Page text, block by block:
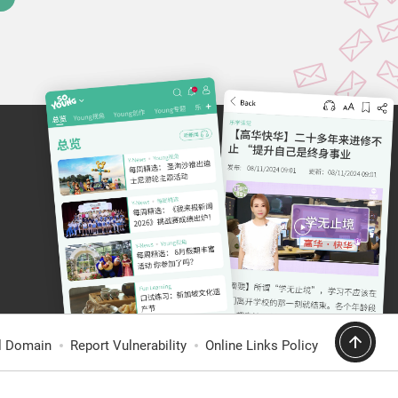
Domain Report Vulnerability Online Links Policy